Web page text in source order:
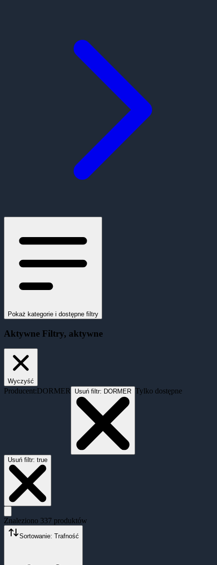
Pokaż kategorie i dostępne filtry
Aktywne Filtry, aktywne
Wyczyść
Producent:DORMER Usuń filtr: DORMER Tylko dostępne
Usuń filtr: true
Znaleziono 337 produktów
Sortowanie: Trafność